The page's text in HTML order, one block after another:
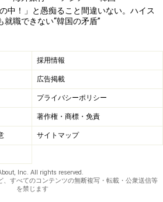
中！」と愚痴ること間違いない。ハイス
就職できない“韓国の矛盾”
採用情報
広告掲載
プライバシーポリシー
著作権・商標・免責
サイトマップ
Inc. All rights reserved.
、すべてのコンテンツの無断複写・転載・公衆送信等
を禁じます